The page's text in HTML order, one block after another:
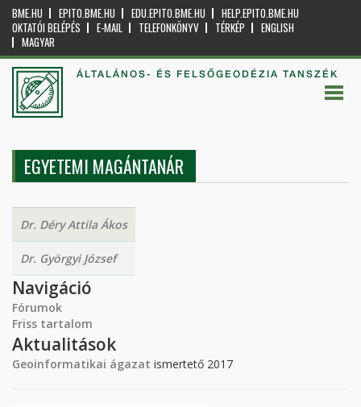
BME.HU EPITO.BME.HU EDU.EPITO.BME.HU
HELP.EPITO.BME.HU
OKTATÓI BELÉPÉS
E-MAIL TELEFONKÖNYV TÉRKÉP
ENGLISH
MAGYAR
ÁLTALÁNOS- ÉS FELSŐGEODÉZIA TANSZÉK
EGYETEMI MAGÁNTANÁR
Dr. Déry Attila Ákos
Dr. Györgyi József
Navigáció
Fórumok
Friss tartalom
Aktualitások
Geoinformatikai ágazat ismertető 2017